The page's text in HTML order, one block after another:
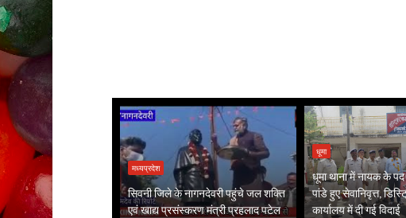
मध्यप्रदेश
सिवनी जिले के नागनदेवरी पहुंचे जल शक्ति
एवं खाद्य प्रसंस्करण मंत्री प्रहलाद पटेल
धूमा
धूमा थाना में नायक के
पांडे हुए सेवानिवृत्त,
कार्यालय में दी गई विदाई